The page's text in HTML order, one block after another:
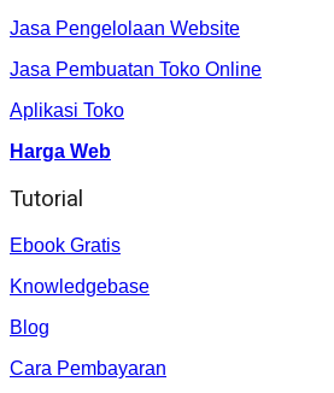
Jasa Pengelolaan Website
Jasa Pembuatan Toko Online
Aplikasi Toko
Harga Web
Tutorial
Ebook Gratis
Knowledgebase
Blog
Cara Pembayaran